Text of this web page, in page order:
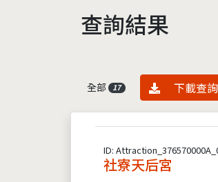
查詢結果
全部 17 資料下載
下載查
ID:
社寮天后宮